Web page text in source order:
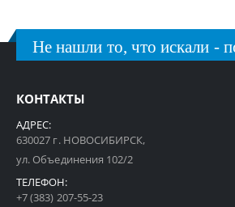
Не нашли то, что искали -
КОНТАКТЫ
АДРЕС:
630027 г. НОВОСИБИРСК,
ул. Объединения 102/2
ТЕЛЕФОН:
+7 (383) 207-55-23